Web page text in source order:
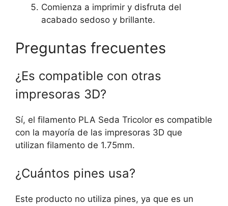
Comienza a imprimir y disfruta del
acabado sedoso y brillante.
Preguntas frecuentes
¿Es compatible con otras
impresoras 3D?
Sí, el filamento PLA Seda Tricolor es compatible
con la mayoría de las impresoras 3D que
utilizan filamento de 1.75mm.
¿Cuántos pines usa?
Este producto no utiliza pines, ya que es un